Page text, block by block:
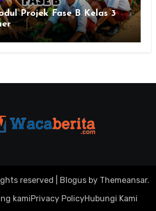
Projek Fase B Kelas 3
reserved Blogusby Themeansar.
kamiPrivacy PolicyHubungi Kami